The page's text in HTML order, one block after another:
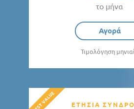
το μήνα
Αγορά
Τιμολόγηση
ΕΤΗΣΙΑ